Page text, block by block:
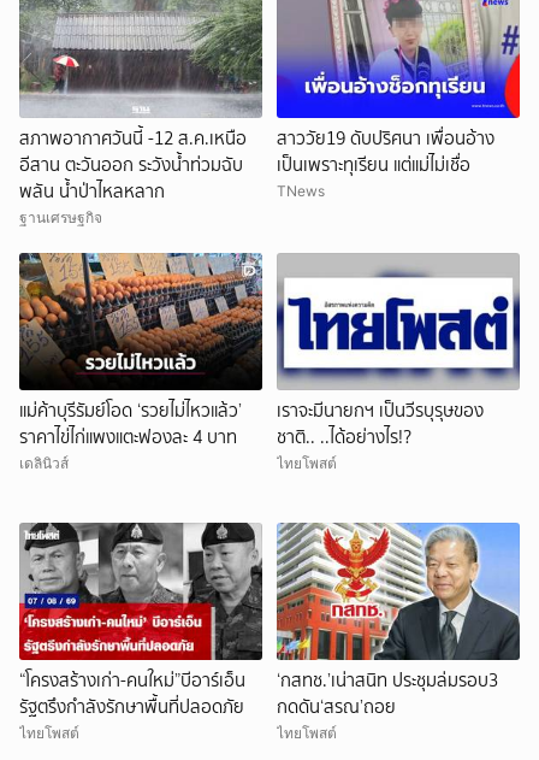
สภาพอากาศวันนี้ -12 ส.ค.เหนือ
อีสาน ตะวันออก ระวังน้ำท่วมฉับ
พลัน น้ำป่าไหลหลาก
ฐานเศรษฐกิจ
สาววัย19 ดับปริศนา เพื่อนอ้าง
เป็นเพราะทุเรียน แต่แม่ไม่เชื่อ
TNews
แม่ค้าบุรีรัมย์โอด ‘รวยไม่ไหวแล้ว’
ราคาไข่ไก่แพงแตะฟองละ 4 บาท
เดลินิวส์
เราจะมีนายกฯ เป็นวีรบุรุษของ
ชาติ.. ..ได้อย่างไร!?
ไทยโพสต์
“โครงสร้างเก่า-คนใหม่”บีอาร์เอ็น
รัฐตรึงกำลังรักษาพื้นที่ปลอดภัย
ไทยโพสต์
‘กสทช.’เน่าสนิท ประชุมล่มรอบ3
กดดัน‘สรณ’ถอย
ไทยโพสต์